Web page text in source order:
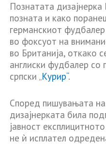
Познатата
позната и како
германскиот
во фоксуот на
во Британија, откако
англиски фудбалер со
српски „Курир“.
Според пишувањата
дизајнерката била
јавност
не ѝ исплател